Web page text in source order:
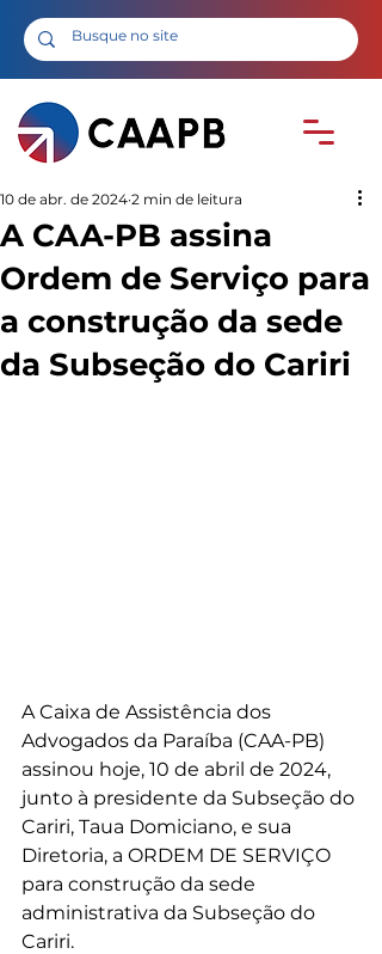
A CAA-PB assina
Ordem de Serviço para
a construção da sede
da Subseção do Cariri
10 de abr. de 2024 2 min de leitura
A Caixa de Assistência dos
Advogados da Paraíba (CAA-PB)
assinou hoje, 10 de abril de 2024,
junto à presidente da Subseção do
Cariri, Taua Domiciano, e sua
Diretoria, a ORDEM DE SERVIÇO
para construção da sede
administrativa da Subseção do
Cariri.